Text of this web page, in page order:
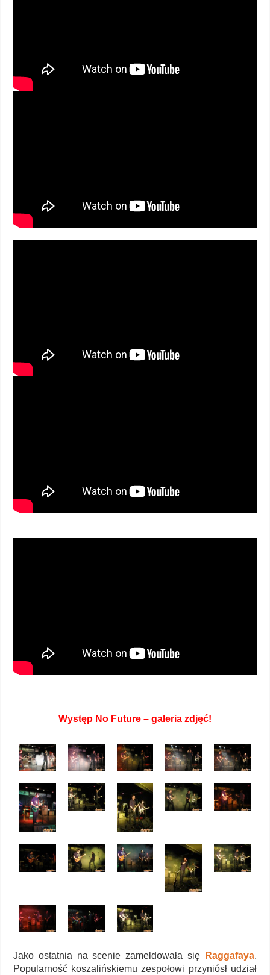
Występ No Future – galeria zdjęć!
Jako ostatnia na scenie zameldowała się Raggafaya.
Popularność koszalińskiemu zespołowi przyniósł udział